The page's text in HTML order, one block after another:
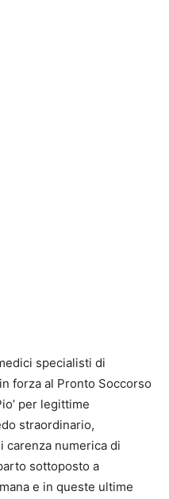
specialisti di
forza al Pronto Soccorso
per legittime
straordinario,
carenza numerica di
sottoposto a
e in queste ultime